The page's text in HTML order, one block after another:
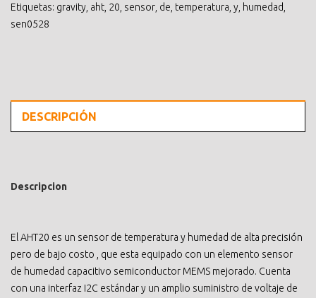
Etiquetas: gravity aht 20 sensor de temperatura y humedad
sen0528
DESCRIPCIÓN
Descripcion
El AHT20 es un sensor de temperatura y humedad de alta precisión
pero de bajo costo , que esta equipado con un elemento sensor
de humedad capacitivo semiconductor MEMS mejorado. Cuenta
con una interfaz I2C estándar y un amplio suministro de voltaje de